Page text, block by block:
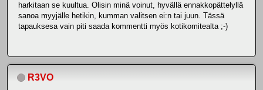
harkitaan se kuultua. Olisin minä voinut, hyvällä ennakkopättelyllä
sanoa myyjälle hetikin, kumman valitsen ei:n tai juun. Tässä
tapauksesa vain piti saada kommentti myös kotikomitealta ;-)
R3VO